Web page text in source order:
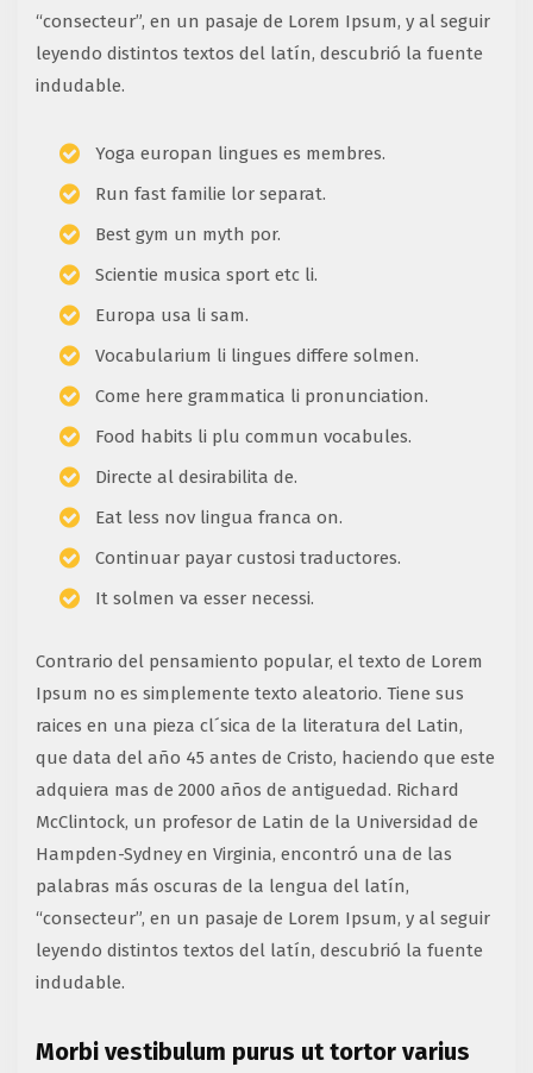
“consecteur”, en un pasaje de Lorem Ipsum, y al seguir
leyendo distintos textos del latín, descubrió la fuente
indudable.
Yoga europan lingues es membres.
Run fast familie lor separat.
Best gym un myth por.
Scientie musica sport etc li.
Europa usa li sam.
Vocabularium li lingues differe solmen.
Come here grammatica li pronunciation.
Food habits li plu commun vocabules.
Directe al desirabilita de.
Eat less nov lingua franca on.
Continuar payar custosi traductores.
It solmen va esser necessi.
Contrario del pensamiento popular, el texto de Lorem
Ipsum no es simplemente texto aleatorio. Tiene sus
raices en una pieza cl´sica de la literatura del Latin,
que data del año 45 antes de Cristo, haciendo que este
adquiera mas de 2000 años de antiguedad. Richard
McClintock, un profesor de Latin de la Universidad de
Hampden-Sydney en Virginia, encontró una de las
palabras más oscuras de la lengua del latín,
“consecteur”, en un pasaje de Lorem Ipsum, y al seguir
leyendo distintos textos del latín, descubrió la fuente
indudable.
Morbi vestibulum purus ut tortor varius